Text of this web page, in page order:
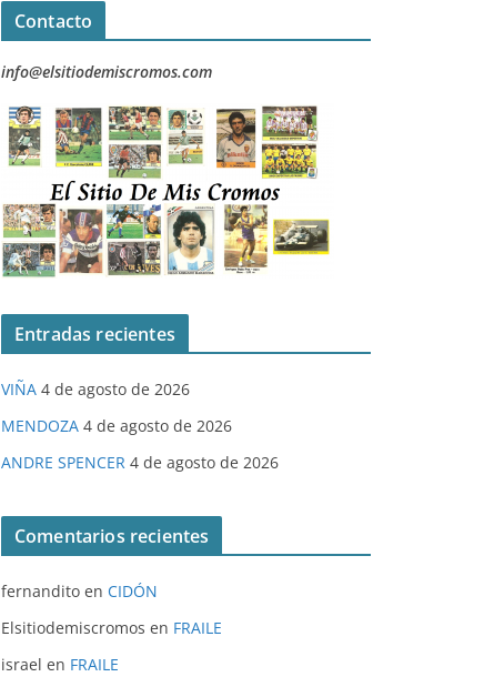
Contacto
info@elsitiodemiscromos.com
Entradas recientes
VIÑA 4 de agosto de 2026
MENDOZA 4 de agosto de 2026
ANDRE SPENCER 4 de agosto de 2026
Comentarios recientes
fernandito en CIDÓN
Elsitiodemiscromos en FRAILE
israel en FRAILE